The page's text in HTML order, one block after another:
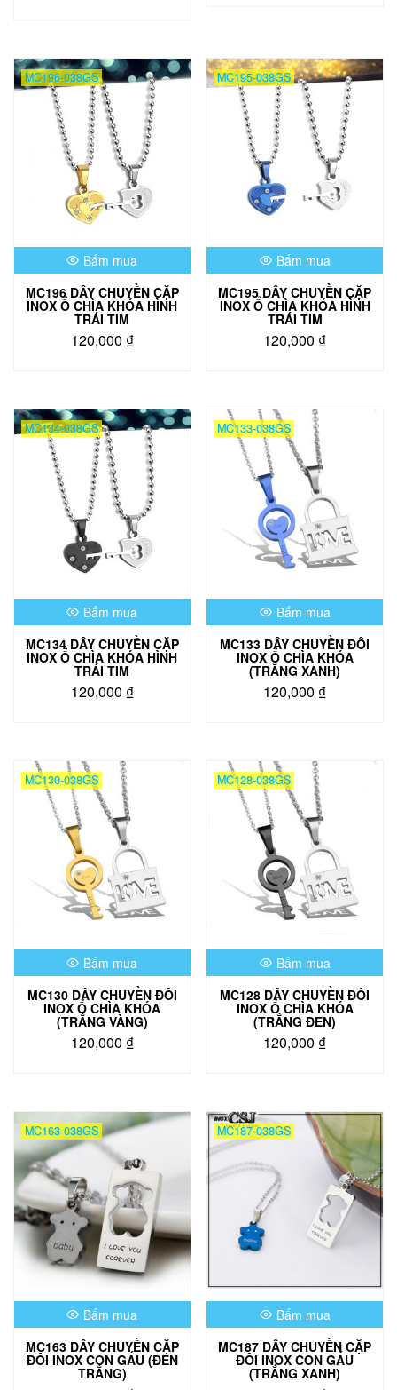
MC196-038GS
Bấm mua
MC196 DÂY CHUYỀN CẶP
INOX Ổ CHÌA KHÓA HÌNH
TRÁI TIM
120,000 ₫
MC195-038GS
Bấm mua
MC195 DÂY CHUYỀN CẶP
INOX Ổ CHÌA KHÓA HÌNH
TRÁI TIM
120,000 ₫
MC134-038GS
Bấm mua
MC134 DÂY CHUYỀN CẶP
INOX Ổ CHÌA KHÓA HÌNH
TRÁI TIM
120,000 ₫
MC133-038GS
Bấm mua
MC133 DÂY CHUYỀN ĐÔI
INOX Ổ CHÌA KHÓA
(TRẮNG XANH)
120,000 ₫
MC130-038GS
Bấm mua
MC130 DÂY CHUYỀN ĐÔI
INOX Ổ CHÌA KHÓA
(TRẮNG VÀNG)
120,000 ₫
MC128-038GS
Bấm mua
MC128 DÂY CHUYỀN ĐÔI
INOX Ổ CHÌA KHÓA
(TRẮNG ĐEN)
120,000 ₫
MC163-038GS
Bấm mua
MC163 DÂY CHUYỀN CẶP
ĐÔI INOX CON GẤU (ĐEN
TRẮNG)
MC187-038GS
Bấm mua
MC187 DÂY CHUYỀN CẶP
ĐÔI INOX CON GẤU
(TRẮNG XANH)